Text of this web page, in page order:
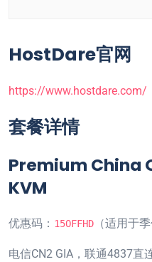
HostDare官网
https://www.hostdare.com/
套餐详情
Premium China
KVM
优惠码： 15OFFHD （适用于
电信CN2 GIA，联通4837直